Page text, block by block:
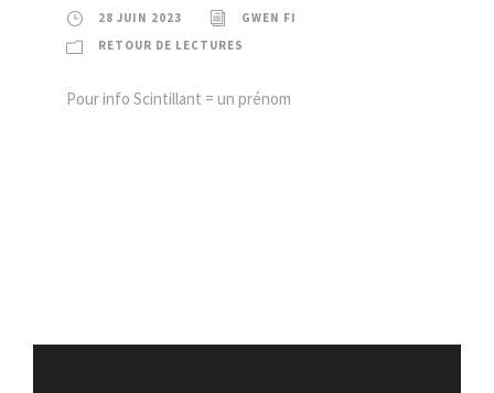
28 JUIN 2023
GWEN FI
RETOUR DE LECTURES
Pour info Scintillant = un prénom